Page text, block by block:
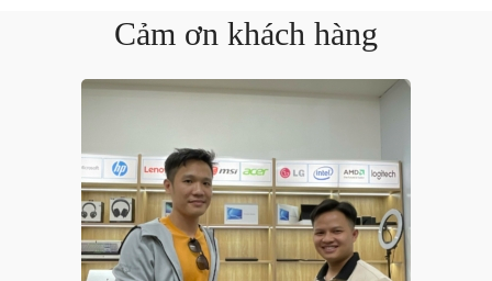
Cảm ơn khách hàng